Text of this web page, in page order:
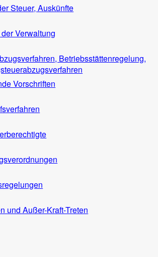
Steuer, Auskünfte
Verwaltung
Betriebsstättenregelung,
Vorschriften
und Außer-Kraft-Treten